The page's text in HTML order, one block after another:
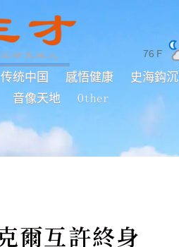
76 F
传统中国 感悟健康
史海鈎沉
音像天地 Other
爾互許終身